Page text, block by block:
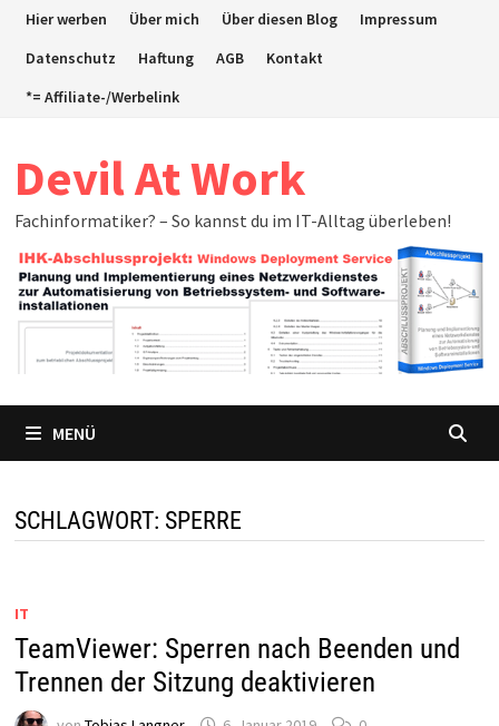
ZumHier werben Über mich Über diesen Blog
Impressum
Datenschutz
Haftung AGB
Kontakt
*= Affiliate-/Werbelink
Devil At Work
Fachinformatiker? – So kannst du im IT-Alltag überleben!
MENÜ
SCHLAGWORT: SPERRE
IT
TeamViewer: Sperren nach Beenden und
Trennen der Sitzung deaktivieren